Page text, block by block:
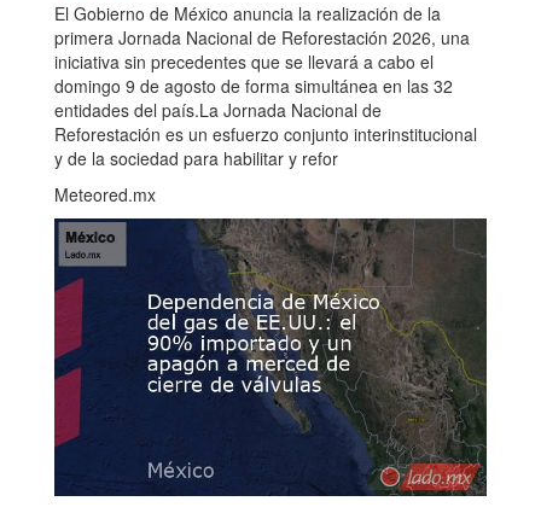
El Gobierno de México anuncia la realización de la
primera Jornada Nacional de Reforestación 2026, una
iniciativa sin precedentes que se llevará a cabo el
domingo 9 de agosto de forma simultánea en las 32
entidades del país.La Jornada Nacional de
Reforestación es un esfuerzo conjunto interinstitucional
y de la sociedad para habilitar y refor
Meteored.mx